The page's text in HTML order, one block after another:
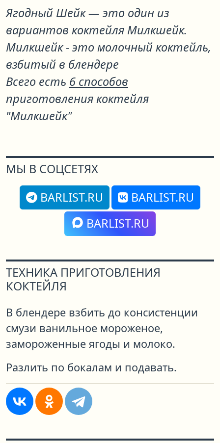
Ягодный Шейк— это один из
вариантов коктейля Милкшейк.
Милкшейк - это молочный коктейль,
взбитый в блендере
Всего есть 6 способов
приготовления коктейля
"Милкшейк"
МЫ В СОЦСЕТЯХ
BARLIST.RU
BARLIST.RU
BARLIST.RU
ТЕХНИКА ПРИГОТОВЛЕНИЯ
КОКТЕЙЛЯ
В блендере взбить до консистенции
смузи ванильное мороженое,
замороженные ягоды и молоко.
Разлить по бокалам и подавать.